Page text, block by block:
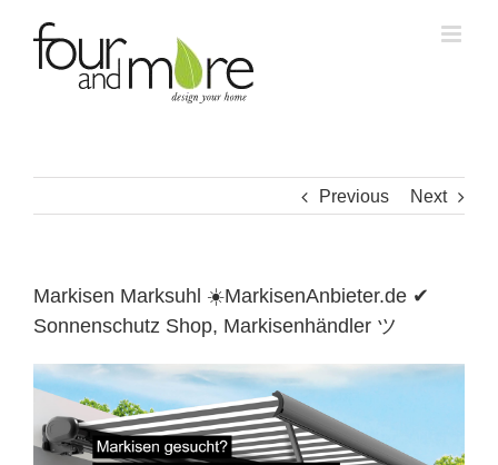
content
Previous Next
Markisen Marksuhl ☀️MarkisenAnbieter.de ✔
Sonnenschutz Shop, Markisenhändler ツ